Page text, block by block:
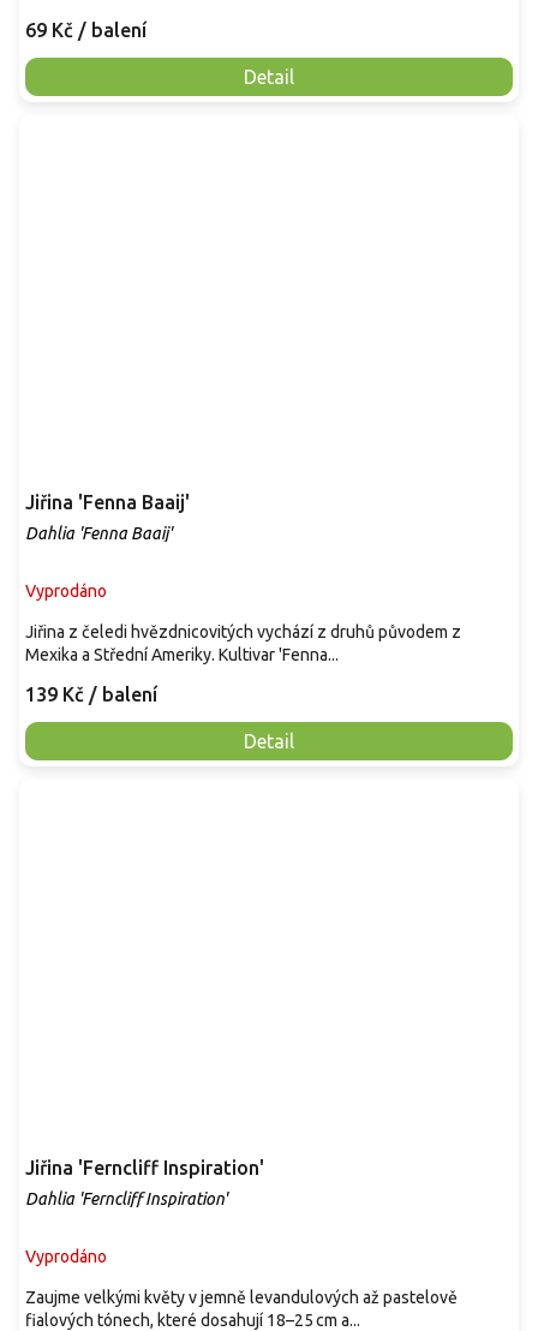
69 Kč / balení
Detail
Jiřina 'Fenna Baaij'
Dahlia 'Fenna Baaij'
Vyprodáno
139 Kč / balení
Detail
Jiřina z čeledi hvězdnicovitých vychází z druhů původem z
Mexika a Střední Ameriky. Kultivar 'Fenna...
Jiřina 'Ferncliff Inspiration'
Dahlia 'Ferncliff Inspiration'
Vyprodáno
Zaujme velkými květy v jemně levandulových až pastelově
fialových tónech, které dosahují 18–25 cm a...